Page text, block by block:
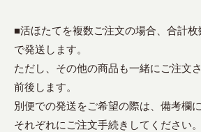
■活ほたてを複数ご注文の場合、合計
で発送します。
ただし、その他の商品も一緒にご注文
前後します。
別便での発送をご希望の際は、備考欄
それぞれにご注文手続きしてください。